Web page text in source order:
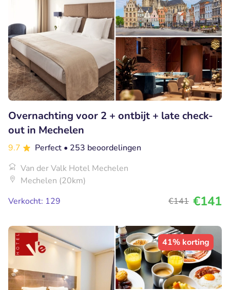
Overnachting voor 2 + ontbijt + late check-
out in Mechelen
9.7 Perfect • 253 beoordelingen
Van der Valk Hotel Mechelen
Mechelen (20km)
Verkocht: 129
€141 €141
41% korting